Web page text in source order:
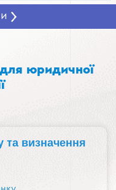
для юридичної
та визначення